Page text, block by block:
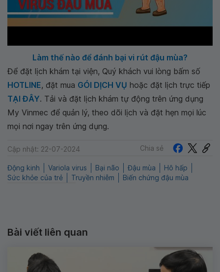
Làm thế nào để đánh bại vi rút đậu mùa?
Để đặt lịch khám tại viện, Quý khách vui lòng bấm số
HOTLINE, đặt mua GÓI DỊCH VỤ hoặc đặt lịch trực tiếp
TẠI ĐÂY. Tải và đặt lịch khám tự động trên ứng dụng
My Vinmec để quản lý, theo dõi lịch và đặt hẹn mọi lúc
mọi nơi ngay trên ứng dụng.
Cập nhật: 22-07-2024 Chia sẻ
Động kinh Variola virus Bại não Đậu mùa
Hô hấp
Sức khỏe của trẻ
Truyền nhiễm Biến chứng đậu mùa
Bài viết liên quan